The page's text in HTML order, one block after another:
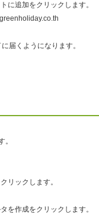
に追加をクリックします。
届くようになります。
。
リックします。
を作成をクリックします。